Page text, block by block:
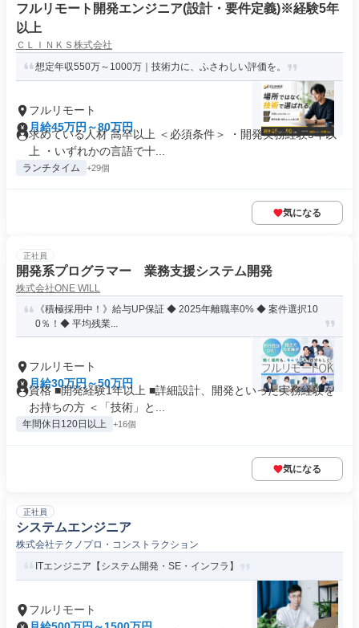
フルリモート開発エンジニア(設計・要件定義)※経験5年
以上
ＣＬＩＮＫＳ株式会社
想定年収550万～1000万｜技術力に、ふさわしい評価を。
フルリモート
月給45万円～80万円
求めている人材 高卒以上 ＜必須条件＞ ・開発実務経験5年以
上 ・いずれかの言語で十...
ランチタイム +29個
気になる
正社員
開発系プログラマー 業務支援システム開発
株式会社ONE WILL
《積極採用中！》給与UP保証 ◆ 2025年離職率0% ◆ 案件選択10
0％！◆ 平均残業...
フルリモート
月給30万円～50万円
資格 ■開発経験1年以上 ■詳細設計、開発といった実務経験を
お持ちの方 ＜「技術」と...
年間休日120日以上 +16個
気になる
正社員
システムエンジニア
株式会社テクノプロ・コンストラクション
ITエンジニア【システム開発・SE・インフラ】
フルリモート